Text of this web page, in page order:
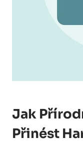
Jak
Přinést